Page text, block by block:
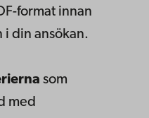
format innan
din ansökan.
som
med